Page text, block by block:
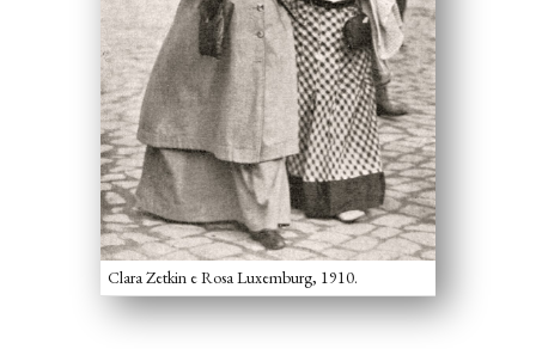
Clara Zetkin e Rosa Luxemburg, 1910.